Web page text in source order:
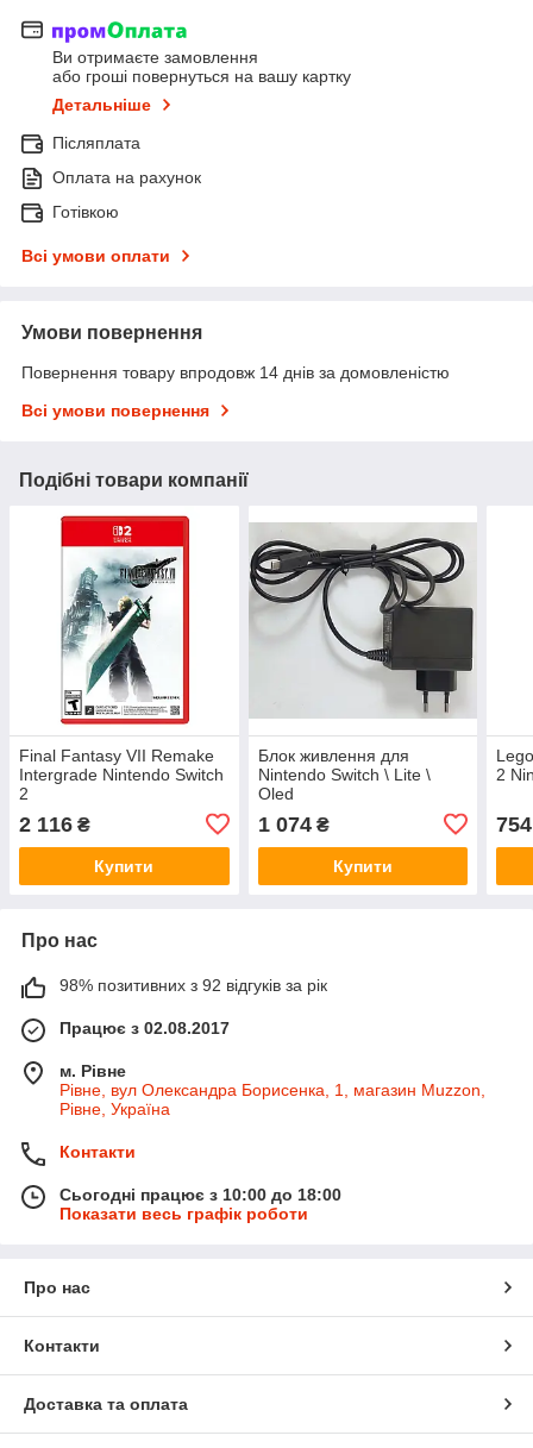
Ви отримаєте замовлення
або гроші повернуться на вашу картку
Детальніше
Післяплата
Оплата на рахунок
Готівкою
Всі умови оплати
Умови повернення
Повернення товару впродовж 14 днів за домовленістю
Всі умови повернення
Подібні товари компанії
Final Fantasy VII Remake
Intergrade Nintendo Switch
2
2 116 ₴
Купити
Блок живлення для
Nintendo Switch \ Lite \
Oled
1 074₴
Купити
2
754
Про нас
98% позитивних з 92 відгуків за рік
Працює з 02.08.2017
м. Рівне
Рівне, вул Олександра Борисенка, 1, магазин Muzzon,
Рівне, Україна
Контакти
Сьогодні працює з 10:00 до 18:00
Показати весь графік роботи
Про нас
Контакти
Доставка та оплата